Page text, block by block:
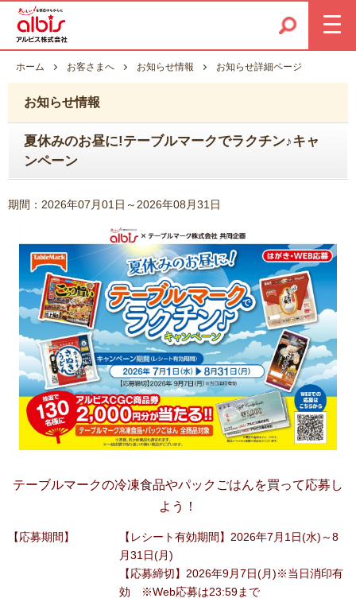
ホーム お客さまへ お知らせ情報 お知らせ詳細ページ
お知らせ情報
夏休みのお昼に!テーブルマークでラクチン♪キャ
ンペーン
期間：2026年07月01日～2026年08月31日
テーブルマークの冷凍食品やパックごはんを買って応募し
よう！
【応募期間】
【レシート有効期間】2026年7月1日(水)～8
月31日(月)
【応募締切】2026年9月7日(月)※当日消印有
効 ※Web応募は23:59まで